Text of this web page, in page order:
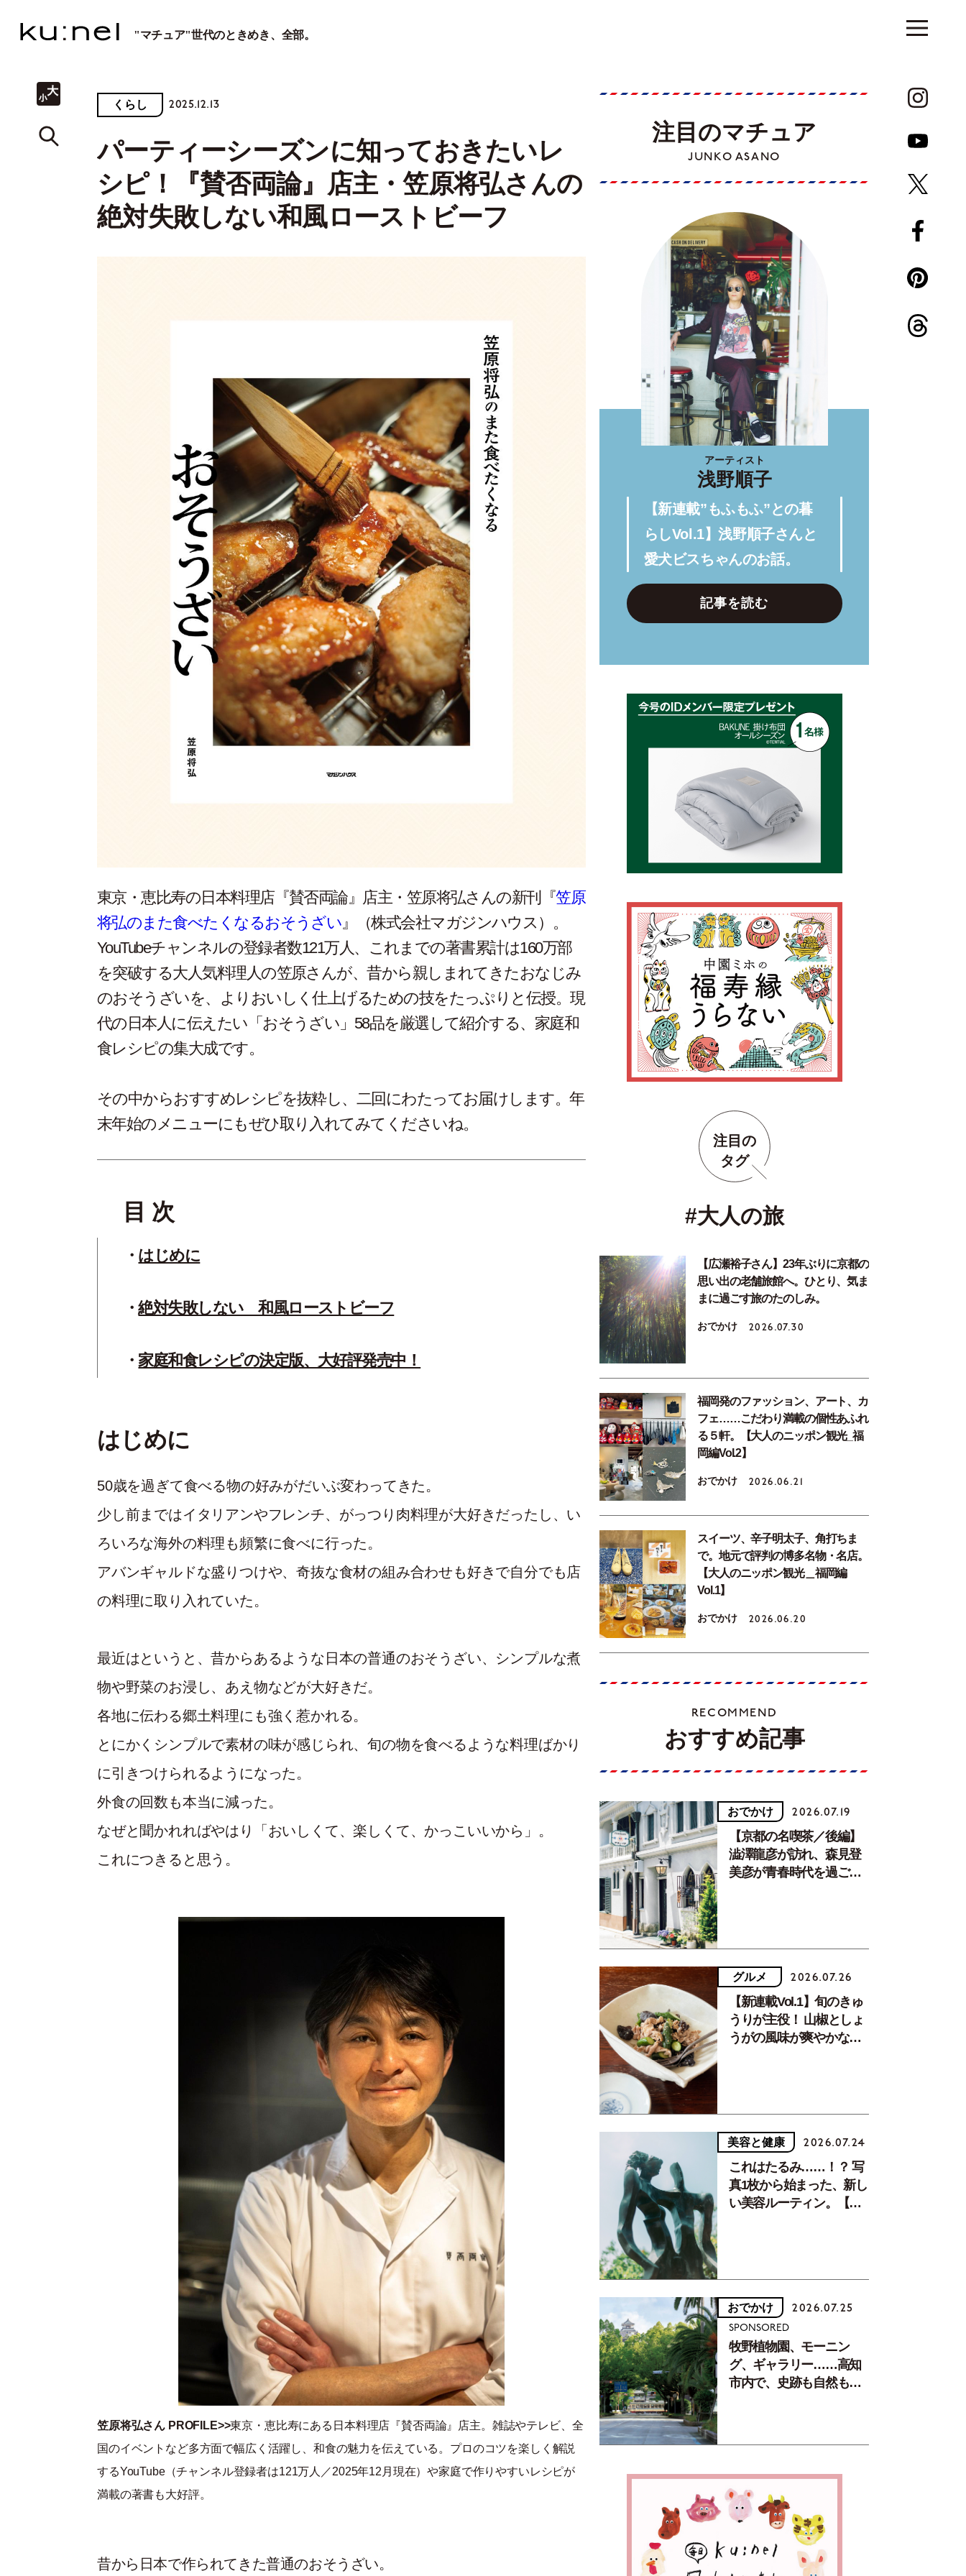
"マチュア"世代のときめき、全部。
くらし 2025.12.13
パーティーシーズンに知っておきたいレ
シピ！『賛否両論』店主・笠原将弘さんの
絶対失敗しない和風ローストビーフ
東京・恵比寿の日本料理店『賛否両論』店主・笠原将弘さんの新刊『笠原
将弘のまた食べたくなるおそうざい』（株式会社マガジンハウス）。
YouTubeチャンネルの登録者数121万人、これまでの著書累計は160万部
を突破する大人気料理人の笠原さんが、昔から親しまれてきたおなじみ
のおそうざいを、よりおいしく仕上げるための技をたっぷりと伝授。現
代の日本人に伝えたい「おそうざい」58品を厳選して紹介する、家庭和
食レシピの集大成です。
その中からおすすめレシピを抜粋し、二回にわたってお届けします。年
末年始のメニューにもぜひ取り入れてみてくださいね。
目 次
はじめに
絶対失敗しない 和風ローストビーフ
家庭和食レシピの決定版、大好評発売中！
はじめに
50歳を過ぎて食べる物の好みがだいぶ変わってきた。
少し前まではイタリアンやフレンチ、がっつり肉料理が大好きだったし、い
ろいろな海外の料理も頻繁に食べに行った。
アバンギャルドな盛りつけや、奇抜な食材の組み合わせも好きで自分でも店
の料理に取り入れていた。
最近はというと、昔からあるような日本の普通のおそうざい、シンプルな煮
物や野菜のお浸し、あえ物などが大好きだ。
各地に伝わる郷土料理にも強く惹かれる。
とにかくシンプルで素材の味が感じられ、旬の物を食べるような料理ばかり
に引きつけられるようになった。
外食の回数も本当に減った。
なぜと聞かれればやはり「おいしくて、楽しくて、かっこいいから」。
これにつきると思う。
笠原将弘さん PROFILE>>東京・恵比寿にある日本料理店『賛否両論』店主。雑誌やテレビ、全
国のイベントなど多方面で幅広く活躍し、和食の魅力を伝えている。プロのコツを楽しく解説
するYouTube（チャンネル登録者は121万人／2025年12月現在）や家庭で作りやすいレシピが
満載の著書も大好評。
昔から日本で作られてきた普通のおそうざい。
注目のマチュア
JUNKO ASANO
アーティスト
浅野順子
【新連載”もふもふ”との暮
らしVol.1】浅野順子さんと
愛犬ビスちゃんのお話。
記事を読む
注目の
タグ
#大人の旅
【広瀬裕子さん】23年ぶりに京都の
思い出の老舗旅館へ。ひとり、気ま
まに過ごす旅のたのしみ。
おでかけ 2026.07.30
福岡発のファッション、アート、カ
フェ……こだわり満載の個性あふれ
る５軒。【大人のニッポン観光_福
岡編Vol.2】
おでかけ 2026.06.21
スイーツ、辛子明太子、角打ちま
で。地元で評判の博多名物・名店。
【大人のニッポン観光＿福岡編
Vol.1】
おでかけ 2026.06.20
RECOMMEND
おすすめ記事
おでかけ 2026.07.19
【京都の名喫茶／後編】
澁澤龍彦が訪れ、森見登
美彦が青春時代を過ごし
グルメ 2026.07.26
【新連載Vol.1】旬のきゅ
うりが主役！ 山椒としょ
うがの風味が爽やかな、
美容と健康 2026.07.24
これはたるみ……！？ 写
真1枚から始まった、新し
い美容ルーティン。【中
おでかけ 2026.07.25
SPONSORED
牧野植物園、モーニン
グ、ギャラリー……高知
市内で、史跡も自然もグ